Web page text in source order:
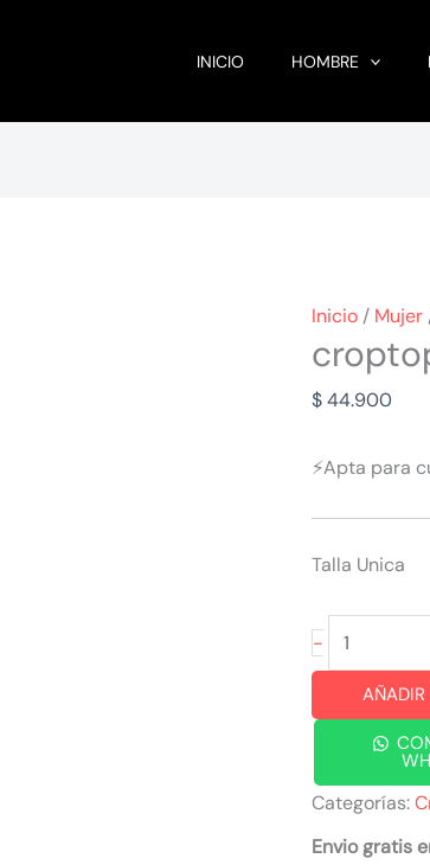
INICIO HOMBRE
Inicio/ Mujer
$44.900
⚡Apta para
Talla Unica
-
croptop
EMOM
blanco
cantidad
Categorías:
Envio gratis